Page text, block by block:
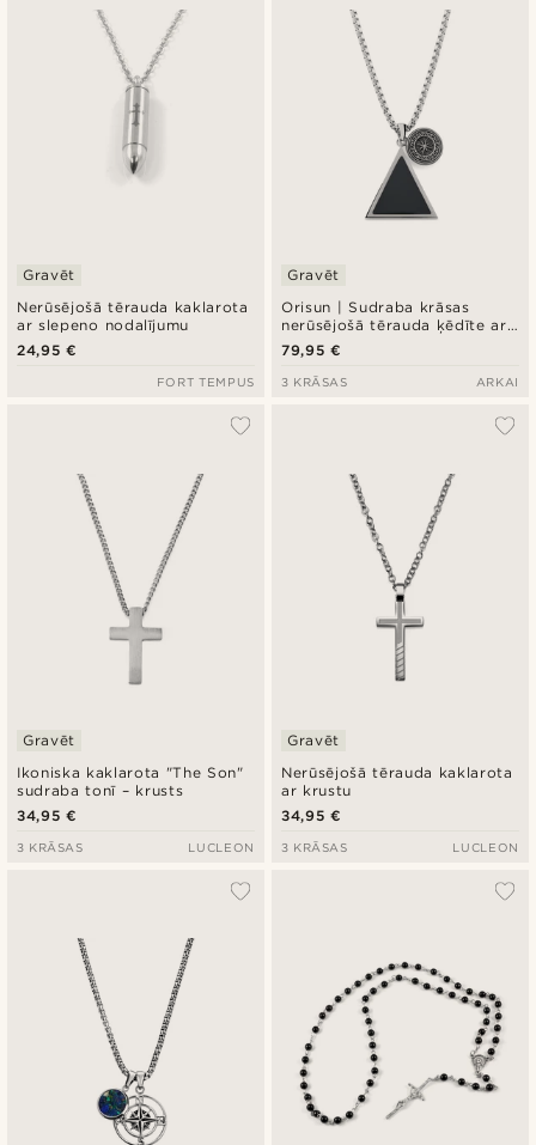
Nerūsējošā tērauda kaklarota
ar slepeno nodalījumu
Gravēt
24,95 €
FORT TEMPUS
Orisun | Sudraba krāsas
nerūsējošā tērauda ķēdīte ar
melnā oniksa trīsstūra formas
kulonu
Gravēt
79,95 €
3 KRĀSAS ARKAI
Ikoniska kaklarota "The Son"
sudraba tonī – krusts
Gravēt
34,95 €
3 KRĀSAS LUCLEON
Nerūsējošā tērauda kaklarota
ar krustu
Gravēt
34,95 €
3 KRĀSAS LUCLEON